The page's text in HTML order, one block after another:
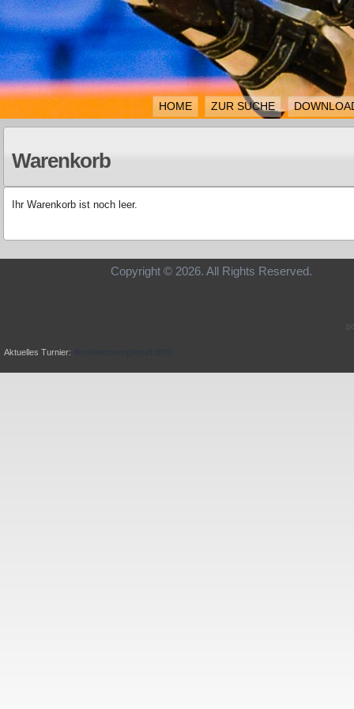
HOME ZUR SUCHE
Warenkorb
Ihr Warenkorb ist noch leer.
Copyright © 2026. All Rights
Aktuelles Turnier: